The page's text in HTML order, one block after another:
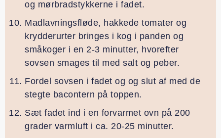
og mørbradstykkerne i fadet.
Madlavningsfløde, hakkede tomater og
krydderurter bringes i kog i panden og
småkoger i en 2-3 minutter, hvorefter
sovsen smages til med salt og peber.
Fordel sovsen i fadet og og slut af med de
stegte bacontern på toppen.
Sæt fadet ind i en forvarmet ovn på 200
grader varmluft i ca. 20-25 minutter.